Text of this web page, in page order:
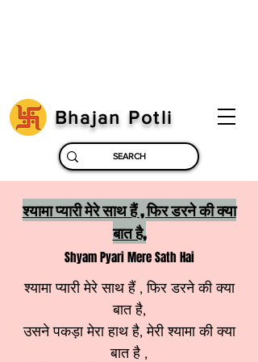
Bhajan Potli
श्यामा प्यारी मेरे साथ हैं , फिर डरने की क्या
बात है,
Shyam Pyari Mere Sath Hai
श्यामा प्यारी मेरे साथ हैं , फिर डरने की क्या
बात है,
उसने पकड़ा मेरा हाथ है, मेरी श्यामा की क्या
बात है ,